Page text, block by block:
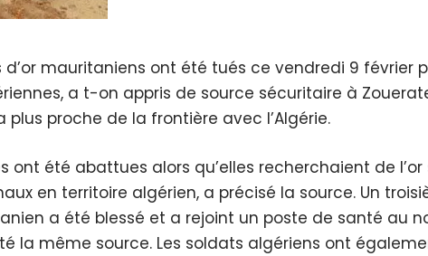
d’or mauritaniens ont été tués ce vendredi 9 février
a t-on appris de source sécuritaire à
proche de la frontière avec l’Algérie.
ont été abattues alors qu’elles recherchaient de l’or
en territoire algérien, a précisé la source. Un
a été blessé et a rejoint un poste de santé au
la même source. Les soldats algériens ont